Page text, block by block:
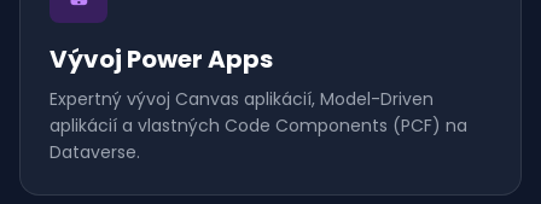
Vývoj Power Apps
Expertný vývoj Canvas aplikácií, Model-Driven
aplikácií a vlastných Code Components (PCF) na
Dataverse.